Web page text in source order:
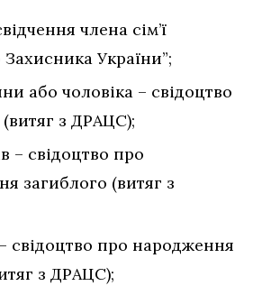
члена сім’ї
Захисника України”;
або чоловіка – свідоцтво
з ДРАЦС);
– свідоцтво про
загиблого (витяг з
свідоцтво про народження
з ДРАЦС);